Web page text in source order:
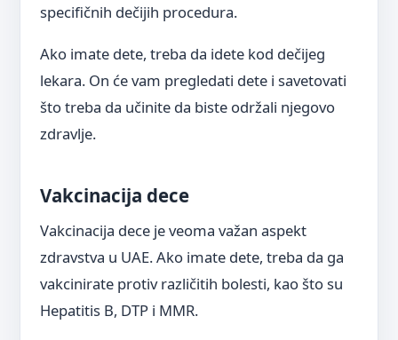
specifičnih dečijih procedura.
Ako imate dete, treba da idete kod dečijeg
lekara. On će vam pregledati dete i savetovati
što treba da učinite da biste održali njegovo
zdravlje.
Vakcinacija dece
Vakcinacija dece je veoma važan aspekt
zdravstva u UAE. Ako imate dete, treba da ga
vakcinirate protiv različitih bolesti, kao što su
Hepatitis B, DTP i MMR.